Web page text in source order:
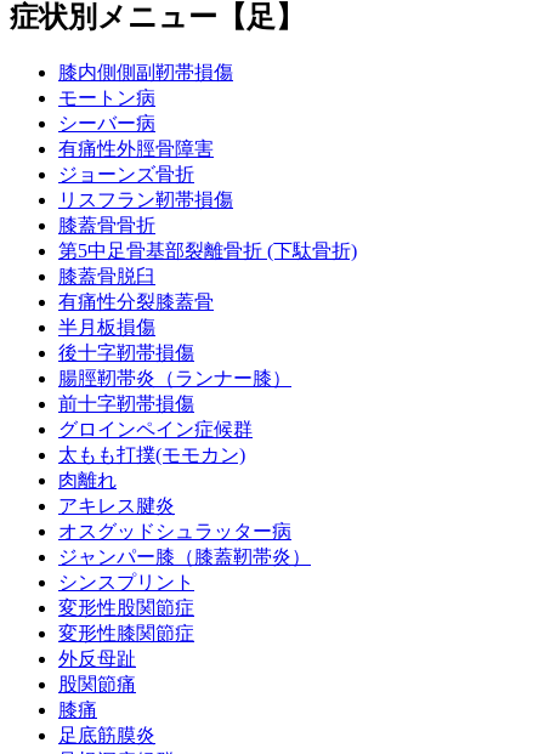
症状別メニュー【足】
膝内側側副靭帯損傷
モートン病
シーバー病
有痛性外脛骨障害
ジョーンズ骨折
リスフラン靭帯損傷
膝蓋骨骨折
第5中足骨基部裂離骨折 (下駄骨折)
膝蓋骨脱臼
有痛性分裂膝蓋骨
半月板損傷
後十字靭帯損傷
腸脛靭帯炎（ランナー膝）
前十字靭帯損傷
グロインペイン症候群
太もも打撲(モモカン)
肉離れ
アキレス腱炎
オスグッドシュラッター病
ジャンパー膝（膝蓋靭帯炎）
シンスプリント
変形性股関節症
変形性膝関節症
外反母趾
股関節痛
膝痛
足底筋膜炎